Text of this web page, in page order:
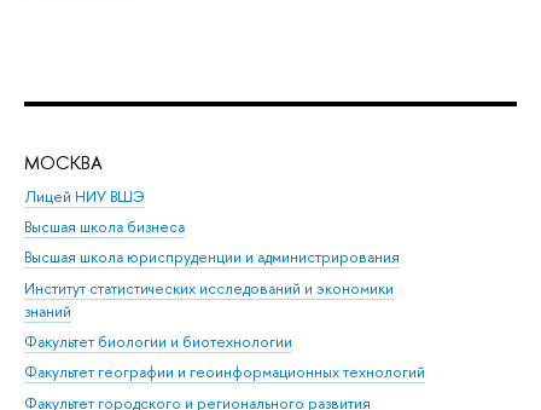
МОСКВА
Лицей НИУ ВШЭ
Высшая школа бизнеса
Высшая школа юриспруденции и администрирования
Институт статистических исследований и экономики
знаний
Факультет биологии и биотехнологии
Факультет географии и геоинформационных технологий
Факультет городского и регионального развития